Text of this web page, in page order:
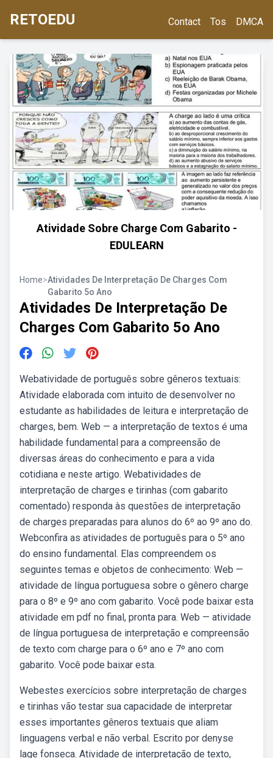
RETOEDU Contact Tos DMCA
Atividade Sobre Charge Com Gabarito -
EDULEARN
Home>Atividades De Interpretação De Charges Com
Gabarito 5o Ano
Atividades De Interpretação De
Charges Com Gabarito 5o Ano
Webatividade de português sobre gêneros textuais:
Atividade elaborada com intuito de desenvolver no
estudante as habilidades de leitura e interpretação de
charges, bem. Web — a interpretação de textos é uma
habilidade fundamental para a compreensão de
diversas áreas do conhecimento e para a vida
cotidiana e neste artigo. Webatividades de
interpretação de charges e tirinhas (com gabarito
comentado) responda às questões de interpretação
de charges preparadas para alunos do 6º ao 9º ano do.
Webconfira as atividades de português para o 5º ano
do ensino fundamental. Elas compreendem os
seguintes temas e objetos de conhecimento: Web —
atividade de língua portuguesa sobre o gênero charge
para o 8º e 9º ano com gabarito. Você pode baixar esta
atividade em pdf no final, pronta para. Web — atividade
de língua portuguesa de interpretação e compreensão
de texto com charge para o 6º ano e 7º ano com
gabarito. Você pode baixar esta.
Webestes exercícios sobre interpretação de charges
e tirinhas vão testar sua capacidade de interpretar
esses importantes gêneros textuais que aliam
linguagens verbal e não verbal. Escrito por denyse
lage fonseca. Atividade de interpretação de texto,